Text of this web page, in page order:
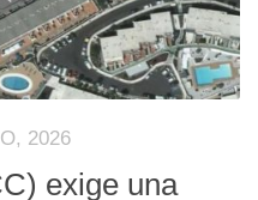
2026
exige una